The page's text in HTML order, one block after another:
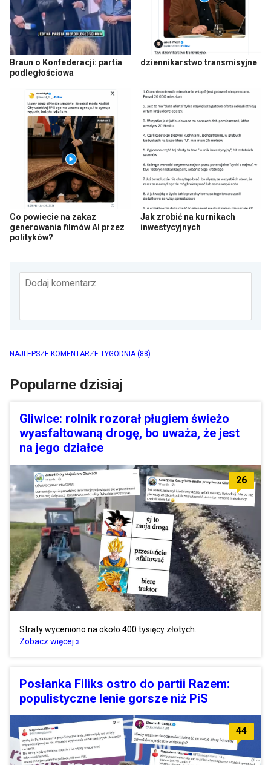
Braun o Konfederacji: partia
podległościowa
dziennikarstwo transmisyjne
Co powiecie na zakaz
generowania filmów AI przez
polityków?
Jak zrobić na kurnikach
inwestycyjnych
Dodaj komentarz
NAJLEPSZE KOMENTARZE TYGODNIA (88)
Popularne dzisiaj
Gliwice: rolnik rozorał pługiem świeżo
wyasfaltowaną drogę, bo uważa, że jest
na jego działce
26
Straty wyceniono na około 400 tysięcy złotych.
Zobacz więcej »
Posłanka Filiks ostro do partii Razem:
populistyczne lenie gorsze niż PiS
44